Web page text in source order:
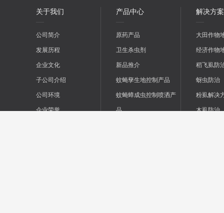
关于我们
公司简介
发展历程
企业文化
子公司介绍
公司环境
企业荣誉
产品中心
原药产品
卫生杀虫剂
新品推介
蚊蝇孳生地控制产品
蚊蝇蟑成虫控制喷洒产
品
解决方案
大田作物
经济作物
稻飞虱防
蚜虫防治
粉虱解决
木虱防治